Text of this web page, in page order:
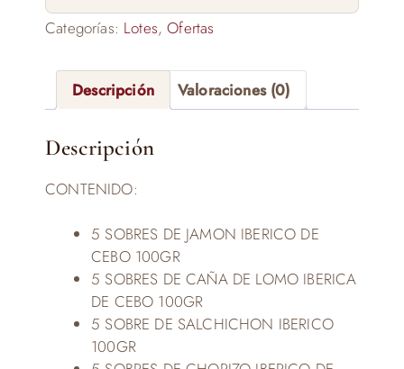
Categorías: Lotes,Ofertas
Descripción Valoraciones (0)
Descripción
CONTENIDO:
5 SOBRES DE JAMON IBERICO DE
CEBO 100GR
5 SOBRES DE CAÑA DE LOMO IBERICA
DE CEBO 100GR
5 SOBRE DE SALCHICHON IBERICO
100GR